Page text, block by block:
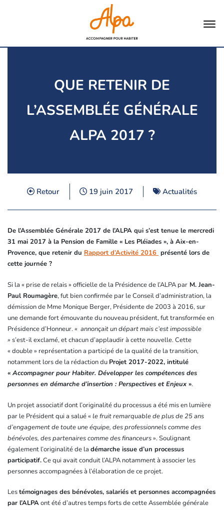
QUE RETENIR DE
L’ASSEMBLÉE GÉNÉRALE
ALPA 2017 ?
Retour 19 juin 2017 Actualités
De l’Assemblée Générale 2017 de l’ALPA qui s’est tenue le mercredi
31 mai 2017 à la Pension de Famille « Les Pléiades », à Aix-en-
Provence, que retenir du Rapport d’Activité 2016 présenté lors de
cette journée ?
Si la « prise de relais » officielle de la Présidence de l’ALPA par M. Jean-
Paul Roumagère, fut bien confirmée par le Conseil d’administration, la
démission de Mme Monique Berger, Présidente de 2003 à 2016, sur
une demande fort émouvante du nouveau président, fut transformée en
Présidence d’Honneur. « annonçait un départ mais c’est impossible
» s’est-il exclamé, et chacun d’applaudir à cette nouvelle. Cette
« double » représentation a participé de la qualité de la transition,
notamment lors de la rédaction du Projet 2017-2022, intitulé
« Accompagner pour Habiter. Développer les compétences des
personnes en démarche d’insertion : Perspectives et Enjeux ».
Un projet associatif dont l’originalité du processus a été mis en lumière
par le Président qui a salué « le fruit remarquable de plus de 25 ans
d’engagement de toute une équipe, des professionnels comme des
bénévoles, des partenaires comme des financeurs». Soulignant
également l’originalité de la démarche issue d’un processus
participatif.Ce qui avait conduit l’ALPA notamment à associer les
personnes accompagnées à l’élaboration de ce projet.
Lestémoignages des bénévoles, salariés et personnes accompagnées
par l’ALPAont été d’autres temps forts de cette Assemblée générale